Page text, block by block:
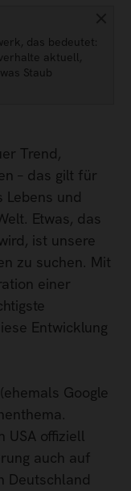
das bedeutet:
aktuell,
Staub
Trend,
– das gilt für
Lebens und
Etwas, das
ist unsere
zu suchen. Mit
einer
Entwicklung
Google
USA offiziell
auch auf
Deutschland